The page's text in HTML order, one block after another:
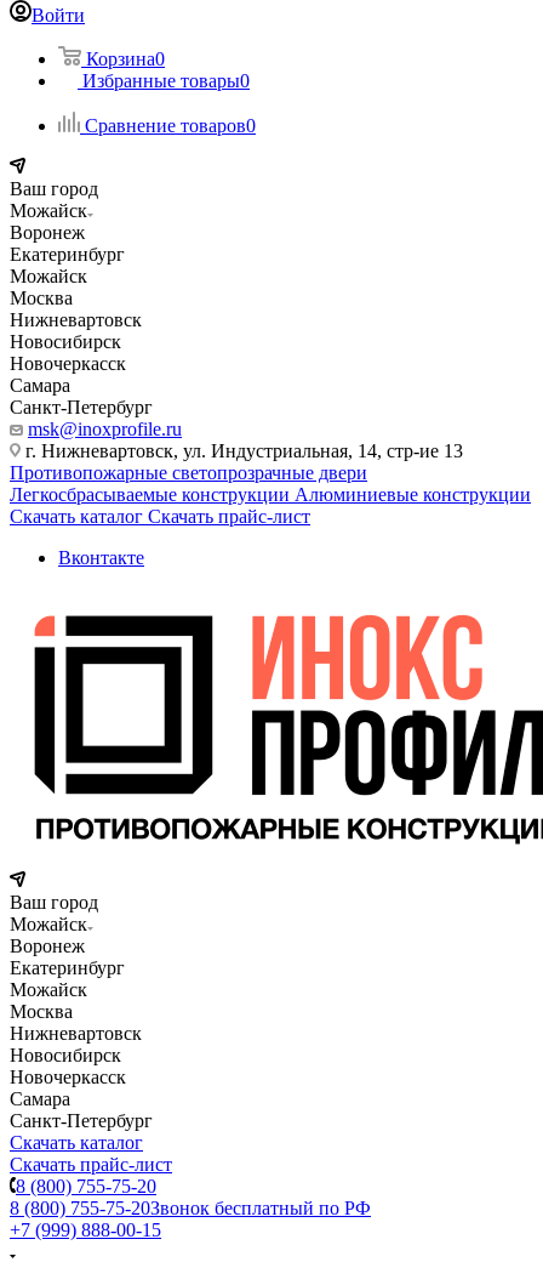
Войти
Корзина0
Избранные товары0
Сравнение товаров0
Ваш город
Можайск
Воронеж
Екатеринбург
Можайск
Москва
Нижневартовск
Новосибирск
Новочеркасск
Самара
Санкт-Петербург
msk@inoxprofile.ru
г. Нижневартовск, ул. Индустриальная, 14, стр-ие 13
Противопожарные светопрозрачные двери
Легкосбрасываемые конструкции Алюминиевые конструкции
Скачать каталог Скачать прайс-лист
Вконтакте
Ваш город
Можайск
Воронеж
Екатеринбург
Можайск
Москва
Нижневартовск
Новосибирск
Новочеркасск
Самара
Санкт-Петербург
Скачать каталог
Скачать прайс-лист
8 (800) 755-75-20
8 (800) 755-75-20Звонок бесплатный по РФ
+7 (999) 888-00-15